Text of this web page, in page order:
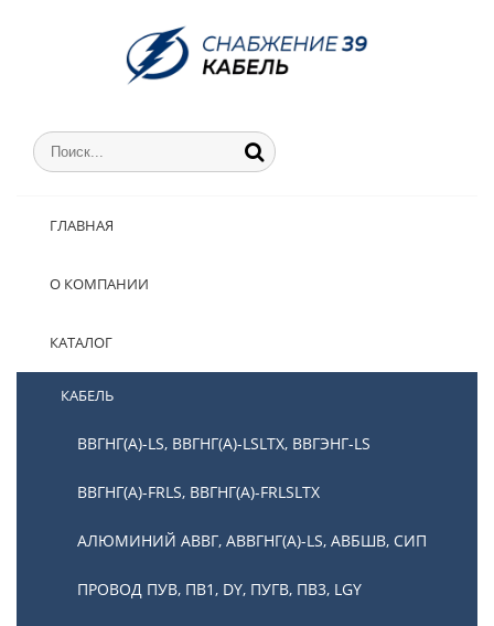
ГЛАВНАЯ
О КОМПАНИИ
КАТАЛОГ
КАБЕЛЬ
ВВГНГ(А)-LS, ВВГНГ(А)-LSLTX, ВВГЭНГ-LS
ВВГНГ(А)-FRLS, ВВГНГ(А)-FRLSLTX
АЛЮМИНИЙ АВВГ, АВВГНГ(А)-LS, АВБШВ, СИП
ПРОВОД ПУВ, ПВ1, DY, ПУГВ, ПВ3, LGY